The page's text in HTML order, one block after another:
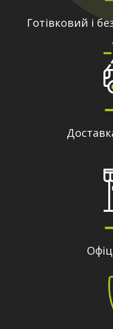
Готівковий і